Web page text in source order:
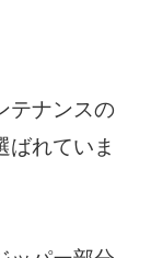
テナンスの
ばれていま